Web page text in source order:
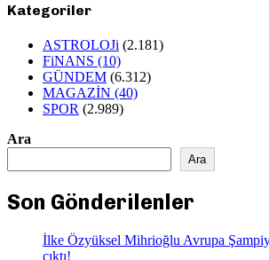
Kategoriler
ASTROLOJi (2.181)
FiNANS (10)
GÜNDEM (6.312)
MAGAZİN (40)
SPOR (2.989)
Ara
Ara
Son Gönderilenler
İlke Özyüksel Mihrioğlu Avrupa
çıktı!